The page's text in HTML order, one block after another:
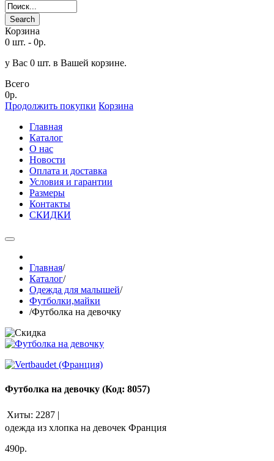
Search
Корзина
0 шт. - 0р.
у Вас 0 шт. в Вашей корзине.
Всего
0р.
Продолжить покупки Корзина
Главная
Каталог
О нас
Новости
Оплата и доставка
Условия и гарантии
Размеры
Контакты
СКИДКИ
Главная/
Каталог/
Одежда для малышей/
Футболки,майки
/Футболка на девочку
Футболка на девочку (Код: 8057)
Хиты: 2287 |
одежда из хлопка на девочек Франция
490р.